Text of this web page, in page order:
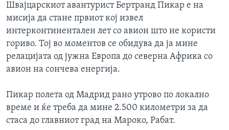
Швајцарскиот авантурист Бертранд Пикар е на
мисија да стане првиот кој извел
интерконтинентален лет со авион што не користи
гориво. Тој во моментов се обидува да ја мине
релацијата од јужна Европа до северна Африка со
авион на сончева енергија.
Пикар полета од Мадрид рано утрово по локално
време и ќе треба да мине 2.500 километри за да
стаса до главниот град на Мароко, Рабат.